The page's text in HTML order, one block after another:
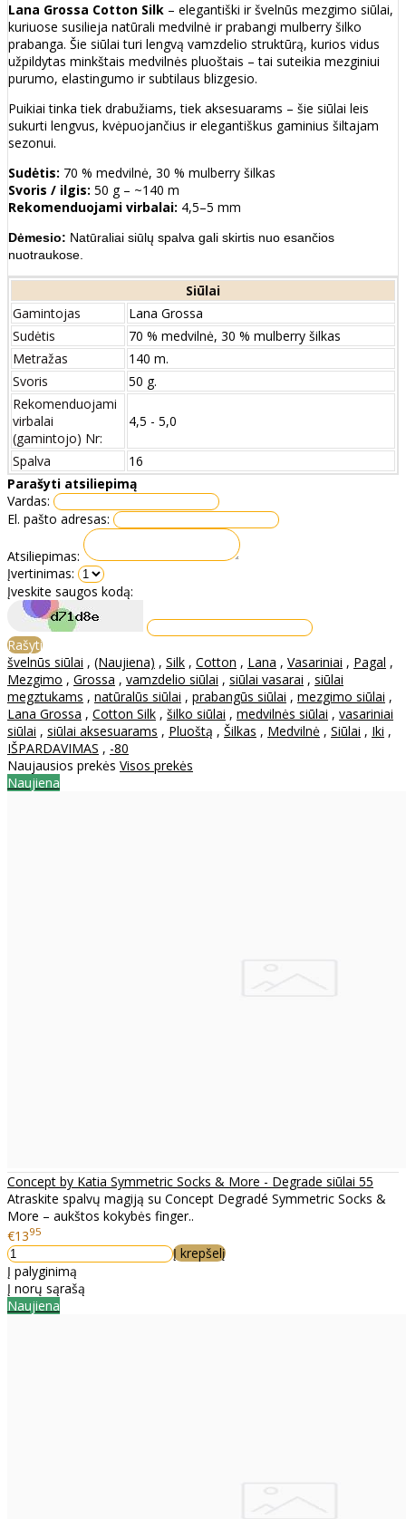
Lana Grossa Cotton Silk – elegantiški ir švelnūs mezgimo siūlai,
kuriuose susilieja natūrali medvilnė ir prabangi mulberry šilko
prabanga. Šie siūlai turi lengvą vamzdelio struktūrą, kurios vidus
užpildytas minkštais medvilnės pluoštais – tai suteikia mezginiui
purumo, elastingumo ir subtilaus blizgesio.
Puikiai tinka tiek drabužiams, tiek aksesuarams – šie siūlai leis
sukurti lengvus, kvėpuojančius ir elegantiškus gaminius šiltajam
sezonui.
Sudėtis: 70 % medvilnė, 30 % mulberry šilkas
Svoris / ilgis: 50 g – ~140 m
Rekomenduojami virbalai: 4,5–5 mm
Dėmesio: Natūraliai siūlų spalva gali skirtis nuo esančios
nuotraukose.
Siūlai
Gamintojas
Lana Grossa
Sudėtis
70 % medvilnė, 30 % mulberry šilkas
Metražas
140 m.
Svoris
50 g.
Rekomenduojami
virbalai
(gamintojo) Nr:
4,5 - 5,0
Spalva
16
Parašyti atsiliepimą
Vardas:
El. pašto adresas:
Atsiliepimas:
Įvertinimas:
Įveskite saugos kodą:
Rašyti
švelnūs siūlai , (Naujiena) , Silk , Cotton , Lana , Vasariniai , Pagal ,
Mezgimo , Grossa , vamzdelio siūlai , siūlai vasarai , siūlai
megztukams , natūralūs siūlai , prabangūs siūlai , mezgimo siūlai ,
Lana Grossa , Cotton Silk , šilko siūlai , medvilnės siūlai , vasariniai
siūlai , siūlai aksesuarams , Pluoštą , Šilkas , Medvilnė , Siūlai , Iki ,
IŠPARDAVIMAS , -80
Naujausios prekės Visos prekės
Naujiena
Concept by Katia Symmetric Socks & More - Degrade siūlai 55
Atraskite spalvų magiją su Concept Degradé Symmetric Socks &
More – aukštos kokybės finger..
€1395
Į krepšelį
Į palyginimą
Į norų sąrašą
Naujiena